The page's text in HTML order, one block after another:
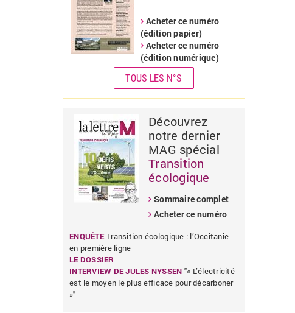
«
Acheter ce numéro
(édition papier)
Acheter ce numéro
(édition numérique)
TOUS LES N°S
Découvrez
notre dernier
MAG spécial
Transition
écologique
Sommaire complet
Acheter ce numéro
ENQUÊTETransition écologique : l’Occitanie
en première ligne
LE DOSSIER
INTERVIEW DE JULES NYSSEN "« L’électricité
est le moyen le plus efficace pour décarboner
»"